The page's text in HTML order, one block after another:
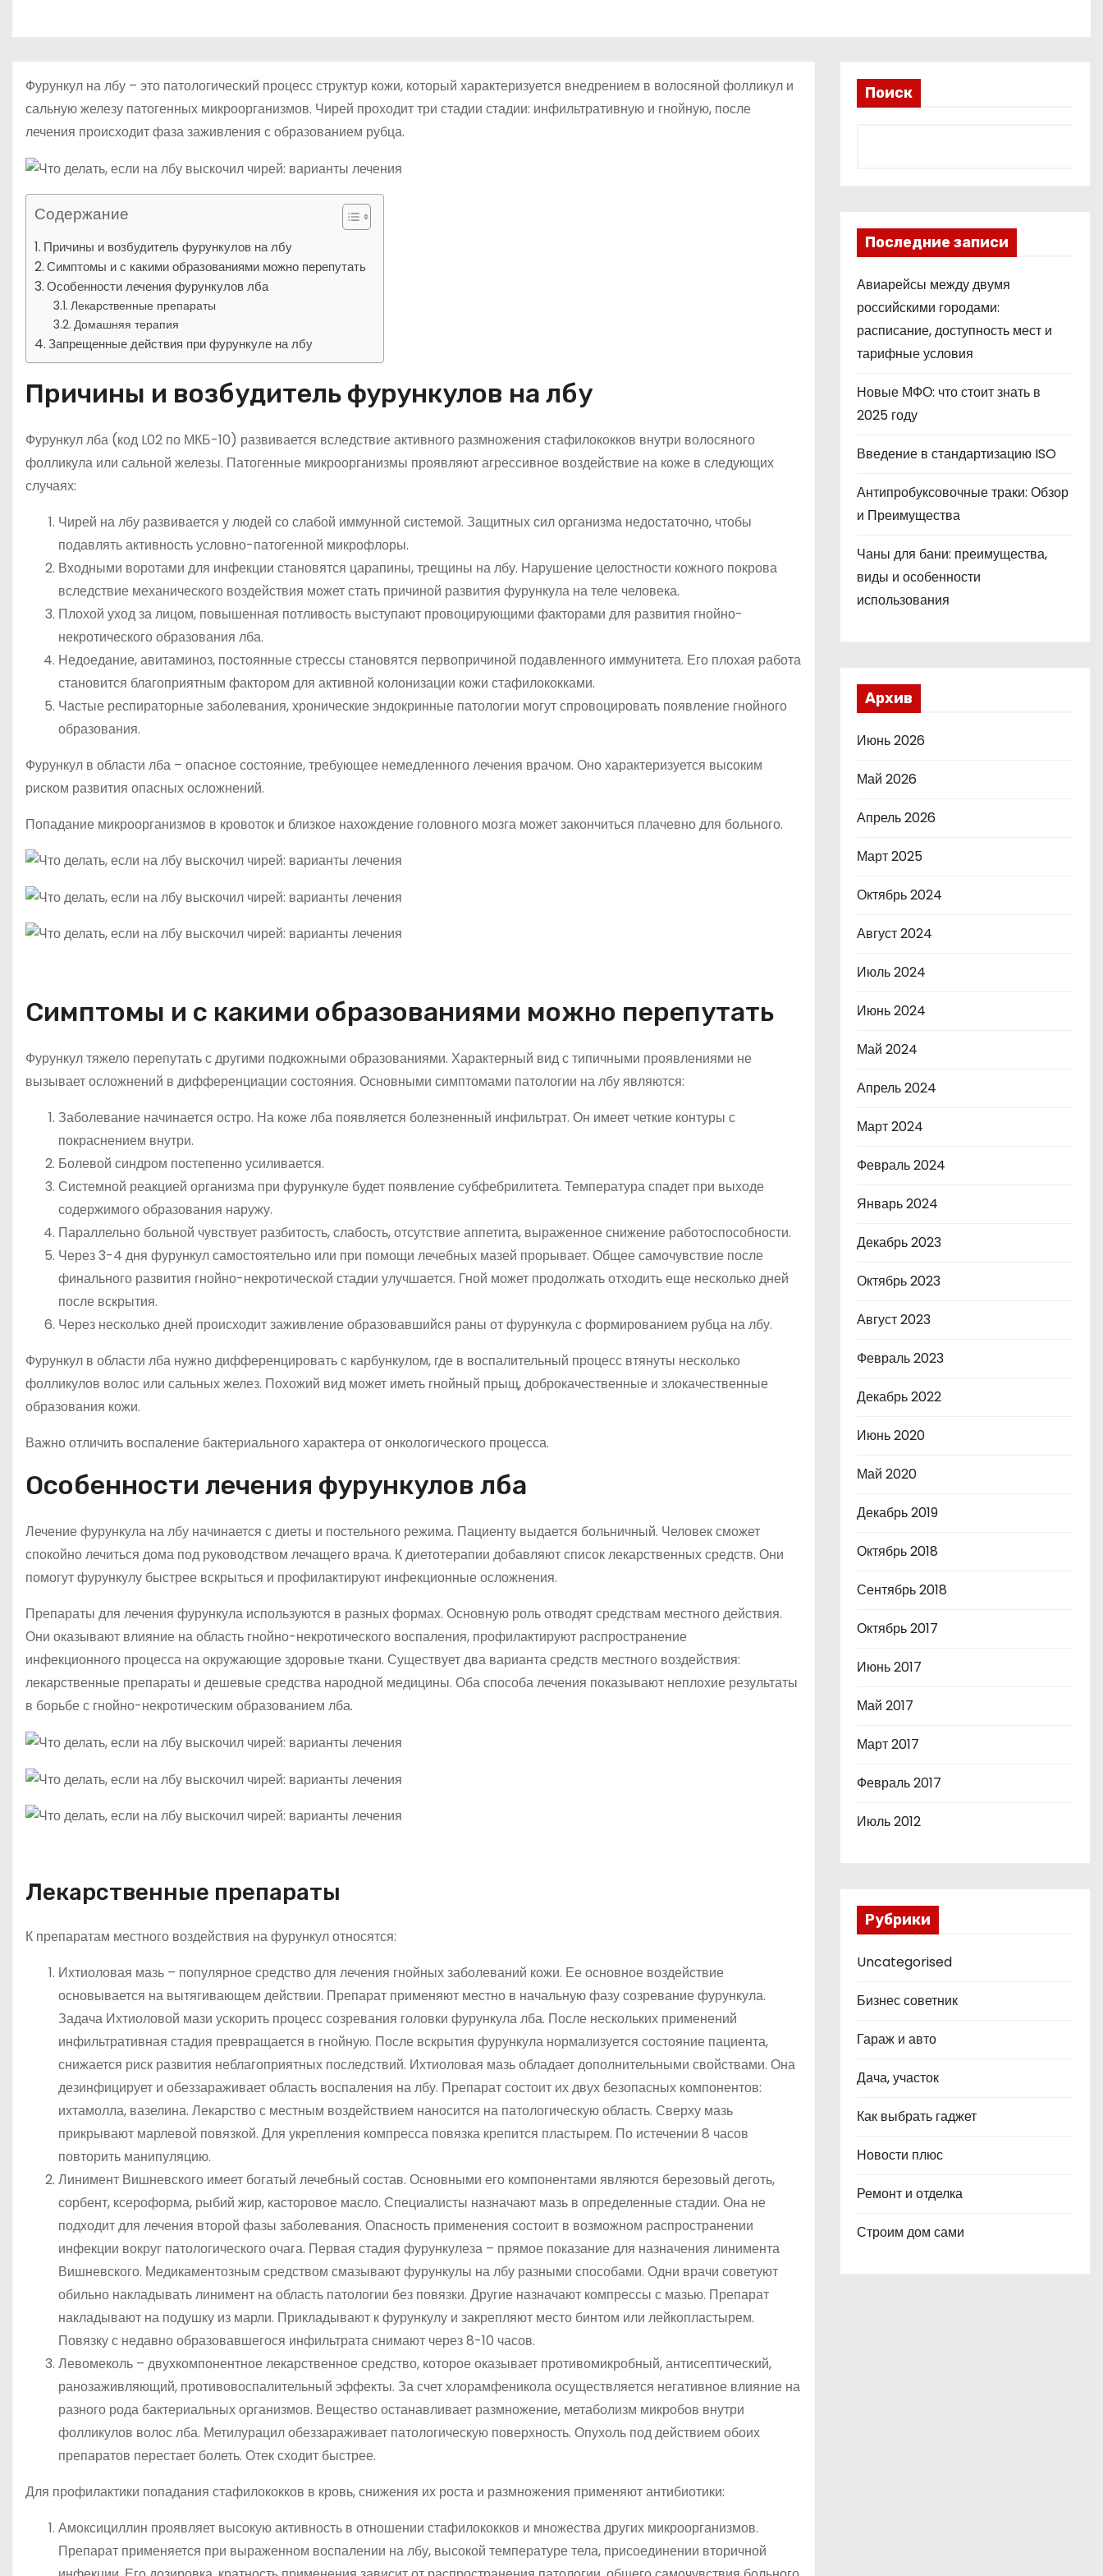
Фурункул на лбу – это патологический процесс структур кожи, который характеризуется внедрением в волосяной фолликул и
сальную железу патогенных микроорганизмов. Чирей проходит три стадии стадии: инфильтративную и гнойную, после
лечения происходит фаза заживления с образованием рубца.
Содержание
Причины и возбудитель фурункулов на лбу
Симптомы и с какими образованиями можно перепутать
Особенности лечения фурункулов лба
Лекарственные препараты
Домашняя терапия
Запрещенные действия при фурункуле на лбу
Причины и возбудитель фурункулов на лбу
Фурункул лба (код L02 по МКБ-10) развивается вследствие активного размножения стафилококков внутри волосяного
фолликула или сальной железы. Патогенные микроорганизмы проявляют агрессивное воздействие на коже в следующих
случаях:
Чирей на лбу развивается у людей со слабой иммунной системой. Защитных сил организма недостаточно, чтобы
подавлять активность условно-патогенной микрофлоры.
Входными воротами для инфекции становятся царапины, трещины на лбу. Нарушение целостности кожного покрова
вследствие механического воздействия может стать причиной развития фурункула на теле человека.
Плохой уход за лицом, повышенная потливость выступают провоцирующими факторами для развития гнойно-
некротического образования лба.
Недоедание, авитаминоз, постоянные стрессы становятся первопричиной подавленного иммунитета. Его плохая работа
становится благоприятным фактором для активной колонизации кожи стафилококками.
Частые респираторные заболевания, хронические эндокринные патологии могут спровоцировать появление гнойного
образования.
Фурункул в области лба – опасное состояние, требующее немедленного лечения врачом. Оно характеризуется высоким
риском развития опасных осложнений.
Попадание микроорганизмов в кровоток и близкое нахождение головного мозга может закончиться плачевно для больного.
Симптомы и с какими образованиями можно перепутать
Фурункул тяжело перепутать с другими подкожными образованиями. Характерный вид с типичными проявлениями не
вызывает осложнений в дифференциации состояния. Основными симптомами патологии на лбу являются:
Заболевание начинается остро. На коже лба появляется болезненный инфильтрат. Он имеет четкие контуры с
покраснением внутри.
Болевой синдром постепенно усиливается.
Системной реакцией организма при фурункуле будет появление субфебрилитета. Температура спадет при выходе
содержимого образования наружу.
Параллельно больной чувствует разбитость, слабость, отсутствие аппетита, выраженное снижение работоспособности.
Через 3-4 дня фурункул самостоятельно или при помощи лечебных мазей прорывает. Общее самочувствие после
финального развития гнойно-некротической стадии улучшается. Гной может продолжать отходить еще несколько дней
после вскрытия.
Через несколько дней происходит заживление образовавшийся раны от фурункула с формированием рубца на лбу.
Фурункул в области лба нужно дифференцировать с карбункулом, где в воспалительный процесс втянуты несколько
фолликулов волос или сальных желез. Похожий вид может иметь гнойный прыщ, доброкачественные и злокачественные
образования кожи.
Важно отличить воспаление бактериального характера от онкологического процесса.
Особенности лечения фурункулов лба
Лечение фурункула на лбу начинается с диеты и постельного режима. Пациенту выдается больничный. Человек сможет
спокойно лечиться дома под руководством лечащего врача. К диетотерапии добавляют список лекарственных средств. Они
помогут фурункулу быстрее вскрыться и профилактируют инфекционные осложнения.
Препараты для лечения фурункула используются в разных формах. Основную роль отводят средствам местного действия.
Они оказывают влияние на область гнойно-некротического воспаления, профилактируют распространение
инфекционного процесса на окружающие здоровые ткани. Существует два варианта средств местного воздействия:
лекарственные препараты и дешевые средства народной медицины. Оба способа лечения показывают неплохие результаты
в борьбе с гнойно-некротическим образованием лба.
Лекарственные препараты
К препаратам местного воздействия на фурункул относятся:
Ихтиоловая мазь – популярное средство для лечения гнойных заболеваний кожи. Ее основное воздействие
основывается на вытягивающем действии. Препарат применяют местно в начальную фазу созревание фурункула.
Задача Ихтиоловой мази ускорить процесс созревания головки фурункула лба. После нескольких применений
инфильтративная стадия превращается в гнойную. После вскрытия фурункула нормализуется состояние пациента,
снижается риск развития неблагоприятных последствий. Ихтиоловая мазь обладает дополнительными свойствами. Она
дезинфицирует и обеззараживает область воспаления на лбу. Препарат состоит их двух безопасных компонентов:
ихтамолла, вазелина. Лекарство с местным воздействием наносится на патологическую область. Сверху мазь
прикрывают марлевой повязкой. Для укрепления компресса повязка крепится пластырем. По истечении 8 часов
повторить манипуляцию.
Линимент Вишневского имеет богатый лечебный состав. Основными его компонентами являются березовый деготь,
сорбент, ксероформа, рыбий жир, касторовое масло. Специалисты назначают мазь в определенные стадии. Она не
подходит для лечения второй фазы заболевания. Опасность применения состоит в возможном распространении
инфекции вокруг патологического очага. Первая стадия фурункулеза – прямое показание для назначения линимента
Вишневского. Медикаментозным средством смазывают фурункулы на лбу разными способами. Одни врачи советуют
обильно накладывать линимент на область патологии без повязки. Другие назначают компрессы с мазью. Препарат
накладывают на подушку из марли. Прикладывают к фурункулу и закрепляют место бинтом или лейкопластырем.
Повязку с недавно образовавшегося инфильтрата снимают через 8-10 часов.
Левомеколь – двухкомпонентное лекарственное средство, которое оказывает противомикробный, антисептический,
ранозаживляющий, противовоспалительный эффекты. За счет хлорамфеникола осуществляется негативное влияние на
разного рода бактериальных организмов. Вещество останавливает размножение, метаболизм микробов внутри
фолликулов волос лба. Метилурацил обеззараживает патологическую поверхность. Опухоль под действием обоих
препаратов перестает болеть. Отек сходит быстрее.
Для профилактики попадания стафилококков в кровь, снижения их роста и размножения применяют антибиотики:
Амоксициллин проявляет высокую активность в отношении стафилококков и множества других микроорганизмов.
Препарат применяется при выраженном воспалении на лбу, высокой температуре тела, присоединении вторичной
Поиск
Последние записи
Авиарейсы между двумя
российскими городами:
расписание, доступность мест и
тарифные условия
Новые МФО: что стоит знать в
2025 году
Введение в стандартизацию ISO
Антипробуксовочные траки: Обзор
и Преимущества
Чаны для бани: преимущества,
виды и особенности
использования
Архив
Июнь 2026
Май 2026
Апрель 2026
Март 2025
Октябрь 2024
Август 2024
Июль 2024
Июнь 2024
Май 2024
Апрель 2024
Март 2024
Февраль 2024
Январь 2024
Декабрь 2023
Октябрь 2023
Август 2023
Февраль 2023
Декабрь 2022
Июнь 2020
Май 2020
Декабрь 2019
Октябрь 2018
Сентябрь 2018
Октябрь 2017
Июнь 2017
Май 2017
Март 2017
Февраль 2017
Июль 2012
Рубрики
Uncategorised
Бизнес советник
Гараж и авто
Дача, участок
Как выбрать гаджет
Новости плюс
Ремонт и отделка
Строим дом сами